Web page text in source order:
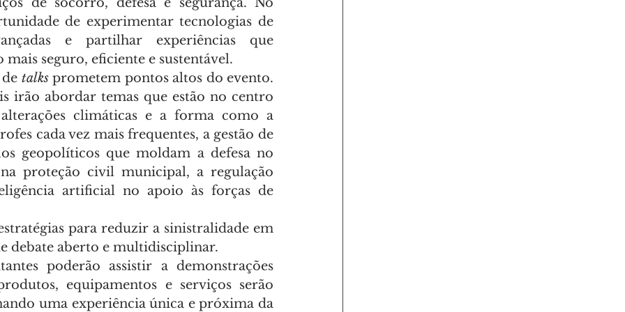
de experimentar tecnologias de
e partilhar experiências que
seguro, eficiente e sustentável.
talks prometem pontos altos do evento.
irão abordar temas que estão no centro
climáticas e a forma como a
cada vez mais frequentes, a gestão de
geopolíticos que moldam a defesa no
proteção civil municipal, a regulação
artificial no apoio às forças de
para reduzir a sinistralidade em
debate aberto e multidisciplinar.
poderão assistir a demonstrações
equipamentos e serviços serão
uma experiência única e próxima da